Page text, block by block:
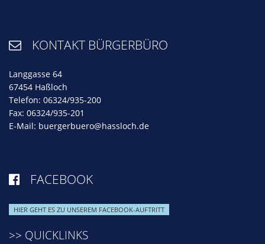
 KONTAKT BÜRGERBÜRO
Langgasse 64
67454 Haßloch
Telefon: 06324/935-200
Fax: 06324/935-201
E-Mail: buergerbuero@hassloch.de
 FACEBOOK
HIER GEHT ES ZU UNSEREM FACEBOOK-AUFTRITT
>> QUICKLINKS